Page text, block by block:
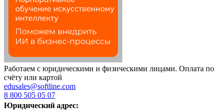
Работаем с юридическими и физическими лицами. Оплата по
счёту или картой
edusales@softline.com
8 800 505 05 07
Юридический адрес: